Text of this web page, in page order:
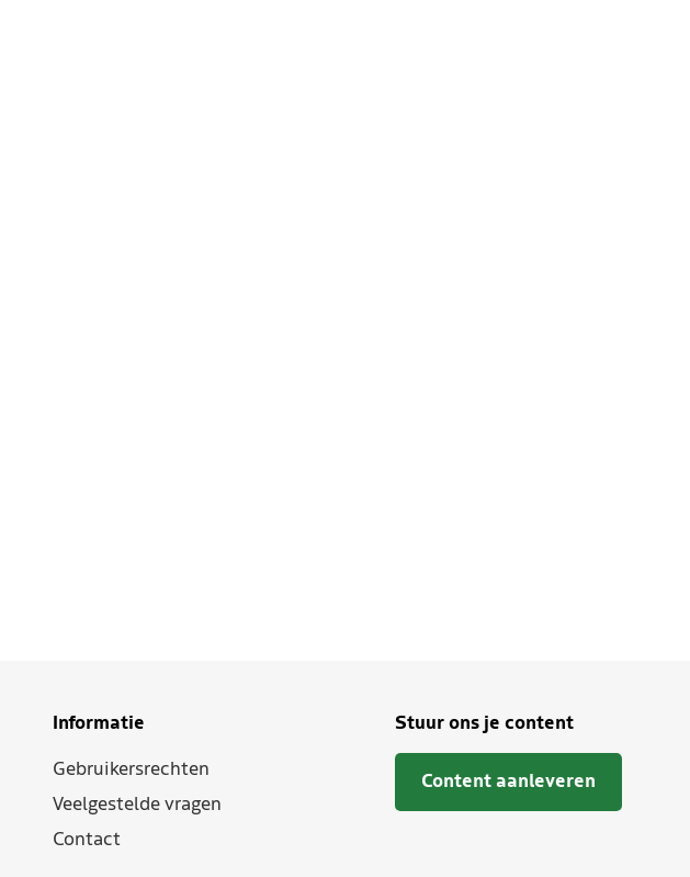
Informatie
Gebruikersrechten
Veelgestelde vragen
Contact
Stuur ons je content
Content aanleveren